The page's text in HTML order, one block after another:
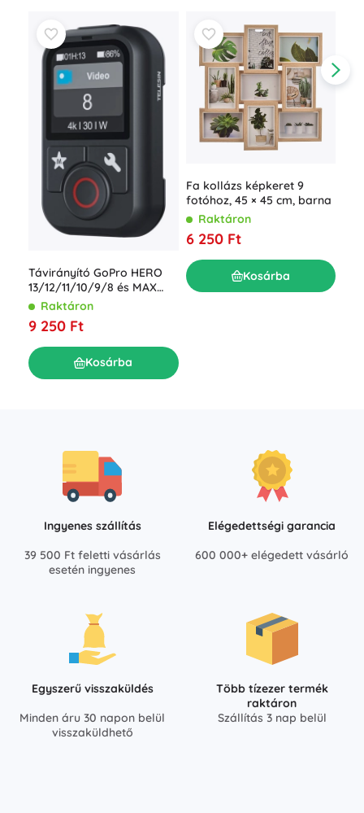
Távirányító GoPro HERO
13/12/11/10/9/8 és MAX
kamerákhoz
Raktáron
9 250 Ft
Kosárba
Fa kollázs képkeret 9
fotóhoz, 45 × 45 cm, barna
Raktáron
6 250 Ft
Kosárba
Ingyenes szállítás
39 500 Ft feletti vásárlás
esetén ingyenes
Elégedettségi garancia
600 000+ elégedett vásárló
Egyszerű visszaküldés
Minden áru 30 napon belül
visszaküldhető
Több tízezer termék
raktáron
Szállítás 3 nap belül